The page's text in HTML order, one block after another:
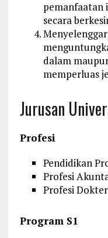
pemanfaatan
secara
dalam
memperluas
Jurusan
Profesi
Pendidikan
Profesi
Profesi Dokter
Program S1